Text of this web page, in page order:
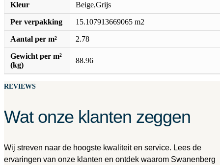
Kleur Beige,Grijs
Per verpakking 15.107913669065 m2
Aantal per m² 2.78
Gewicht per m²
(kg)
88.96
REVIEWS
Wat onze klanten zeggen
Wij streven naar de hoogste kwaliteit en service. Lees de
ervaringen van onze klanten en ontdek waarom Swanenberg